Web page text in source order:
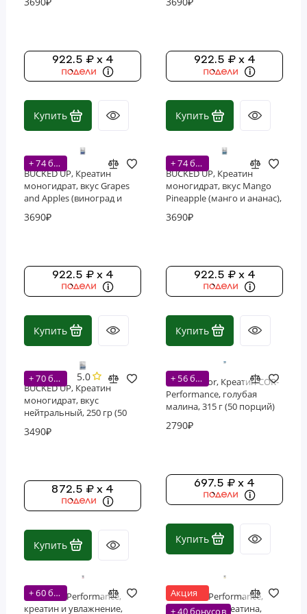
922.5 ₽ x 4
Купить
922.5 ₽ x 4
Купить
+ 74 бонусов
BUCKED UP, Креатин
моногидрат, вкус Grapes
and Apples (виноград и
3690₽
922.5 ₽ x 4
Купить
+ 74 бонусов
BUCKED UP, Креатин
моногидрат, вкус Mango
Pineapple (манго и ананас),
3690₽
922.5 ₽ x 4
Купить
+ 70 бонусов 5.0
BUCKED UP, Креатин
моногидрат, вкус
нейтральный, 250 гр (50
3490₽
872.5 ₽ x 4
Купить
+ 56 бонусов
C4 / Cellucor, Креатин COR-
Performance, голубая
малина, 315 г (50 порций)
2790₽
697.5 ₽ x 4
Купить
+ 60 бонусов
Nutricost, Performance,
креатин и увлажнение,
Акция
Nutricost, Performance,
моногидрат креатина,